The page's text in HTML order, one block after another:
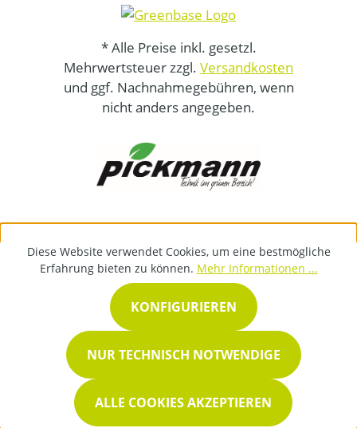
* Alle Preise inkl. gesetzl.
Mehrwertsteuer zzgl. Versandkosten
und ggf. Nachnahmegebühren, wenn
nicht anders angegeben.
Diese Website verwendet Cookies, um eine bestmögliche
Erfahrung bieten zu können. Mehr Informationen ...
NUR TECHNISCH NOTWENDIGE
KONFIGURIEREN
ALLE COOKIES AKZEPTIEREN